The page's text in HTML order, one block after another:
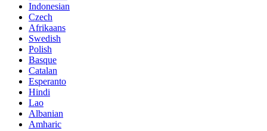
Indonesian
Czech
Afrikaans
Swedish
Polish
Basque
Catalan
Esperanto
Hindi
Lao
Albanian
Amharic